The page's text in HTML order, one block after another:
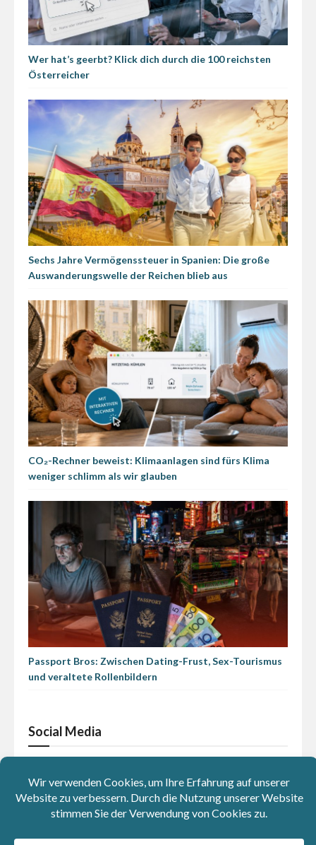
Wer hat’s geerbt? Klick dich durch die 100 reichsten
Österreicher
Sechs Jahre Vermögenssteuer in Spanien: Die große
Auswanderungswelle der Reichen blieb aus
CO₂-Rechner beweist: Klimaanlagen sind fürs Klima
weniger schlimm als wir glauben
Passport Bros: Zwischen Dating-Frust, Sex-Tourismus
und veraltete Rollenbildern
Social Media
179k
LIKES
19.3k
FOLLOWER
77k 8.2k